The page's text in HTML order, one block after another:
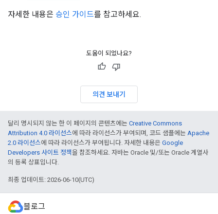
자세한 내용은 승인 가이드를 참고하세요.
도움이 되었나요?
의견 보내기
달리 명시되지 않는 한 이 페이지의 콘텐츠에는 Creative Commons
Attribution 4.0 라이선스에 따라 라이선스가 부여되며, 코드 샘플에는 Apache
2.0 라이선스에 따라 라이선스가 부여됩니다. 자세한 내용은 Google
Developers 사이트 정책을 참조하세요. 자바는 Oracle 및/또는 Oracle 계열사
의 등록 상표입니다.
최종 업데이트: 2026-06-10(UTC)
블로그